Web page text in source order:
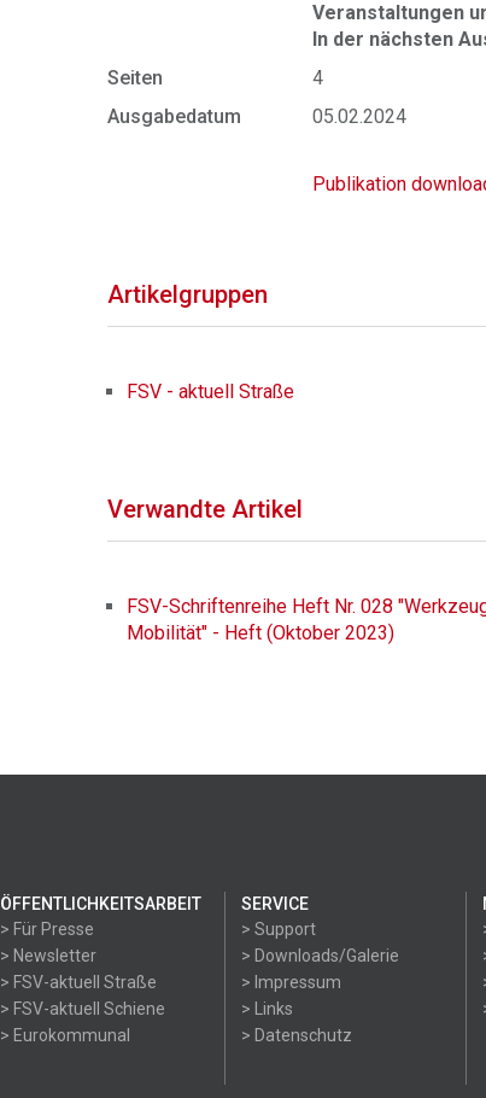
Veranstaltungen
In der nächsten
Seiten
4
Ausgabedatum
05.02.2024
Publikation
Artikelgruppen
FSV - aktuell Straße
Verwandte Artikel
FSV-Schriftenreihe Heft Nr. 028
Mobilität" - Heft (Oktober 2023)
ÖFFENTLICHKEITSARBEIT
> Für Presse
> Newsletter
> FSV-aktuell Straße
> FSV-aktuell Schiene
> Eurokommunal
SERVICE
> Support
> Downloads/Galerie
> Impressum
> Links
> Datenschutz